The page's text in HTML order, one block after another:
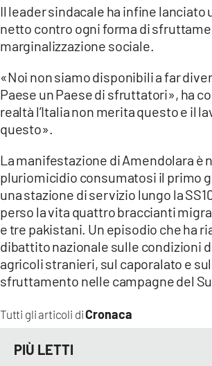
Tutti gli articoli diCronaca
Il leader sindacale ha infine lanciato
netto contro ogni forma di
marginalizzazione sociale.
«Noi non siamo disponibili a far
Paese un Paese di sfruttatori», ha
realtà l’Italia non merita questo e il
questo».
La manifestazione di Amendolara è
pluriomicidio consumatosi il primo
una stazione di servizio lungo la
perso la vita quattro braccianti
e tre pakistani. Un episodio che ha
dibattito nazionale sulle condizioni
agricoli stranieri, sul caporalato e
sfruttamento nelle campagne del
PIÙ LETTI